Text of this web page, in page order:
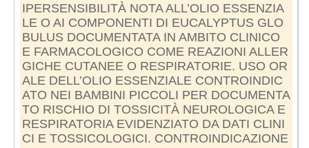
IPERSENSIBILITÀ NOTA ALL’OLIO ESSENZIA
LE O AI COMPONENTI DI EUCALYPTUS GLO
BULUS DOCUMENTATA IN AMBITO CLINICO
E FARMACOLOGICO COME REAZIONI ALLER
GICHE CUTANEE O RESPIRATORIE. USO OR
ALE DELL’OLIO ESSENZIALE CONTROINDIC
ATO NEI BAMBINI PICCOLI PER DOCUMENTA
TO RISCHIO DI TOSSICITÀ NEUROLOGICA E
RESPIRATORIA EVIDENZIATO DA DATI CLINI
CI E TOSSICOLOGICI. CONTROINDICAZIONE